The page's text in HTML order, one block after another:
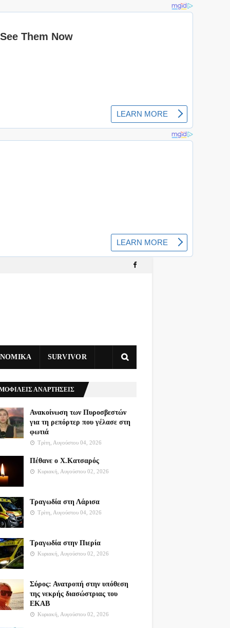
SURVIVOR
ΑΝΑΡΤΗΣΕΙΣ
Ανακοίνωση των Πυροσβεστών
για τη ρεπόρτερ που γέλασε στη
φωτιά
Τρίτη, Αυγούστου 04, 2026
Πέθανε ο Χ.Κατσαρός
Κυριακή, Αυγούστου 02, 2026
Τραγωδία στη Λάρισα
Τρίτη, Αυγούστου 04, 2026
Τραγωδία στην Πιερία
Κυριακή, Αυγούστου 02, 2026
Σύρος: Ανατροπή στην υπόθεση
της νεκρής διασώστριας του
ΕΚΑΒ
Κυριακή, Αυγούστου 02, 2026